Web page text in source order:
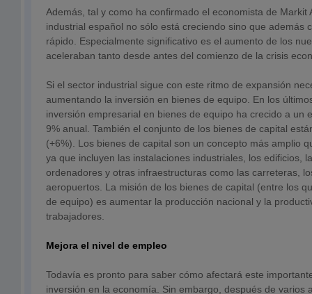
Además, tal y como ha confirmado el economista de Markit
industrial español no sólo está creciendo sino que además
rápido. Especialmente significativo es el aumento de los
aceleraban tanto desde antes del comienzo de la crisis
Si el sector industrial sigue con este ritmo de expansión
aumentando la inversión en bienes de equipo. En los
inversión empresarial en bienes de equipo ha crecido a un
9% anual. También el conjunto de los bienes de capital
(+6%). Los bienes de capital son un concepto más amplio
ya que incluyen las instalaciones industriales, los edificios,
ordenadores y otras infraestructuras como las carreteras,
aeropuertos. La misión de los bienes de capital (entre los
de equipo) es aumentar la producción nacional y la
trabajadores.
Mejora el nivel de empleo
Todavía es pronto para saber cómo afectará este
inversión en la economía. Sin embargo, después de varios